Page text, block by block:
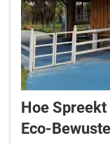
Hoe
Eco-